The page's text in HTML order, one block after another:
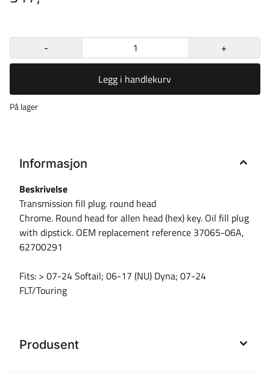
- +
Legg i handlekurv
På lager
Informasjon
Beskrivelse
Transmission fill plug. round head
Chrome. Round head for allen head (hex) key. Oil fill plug
with dipstick. OEM replacement reference 37065-06A,
62700291
Fits: > 07-24 Softail; 06-17 (NU) Dyna; 07-24
FLT/Touring
Produsent